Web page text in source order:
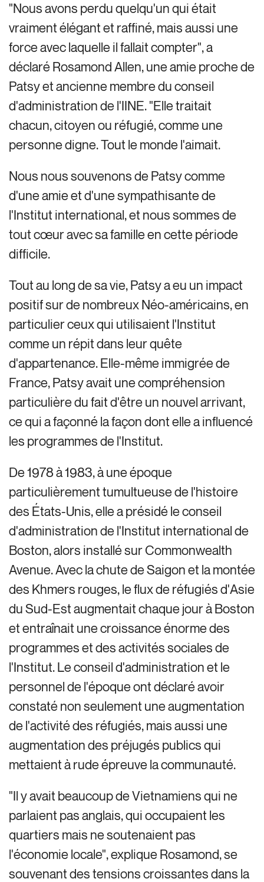
"Nous avons perdu quelqu'un qui était
vraiment élégant et raffiné, mais aussi une
force avec laquelle il fallait compter", a
déclaré Rosamond Allen, une amie proche de
Patsy et ancienne membre du conseil
d'administration de l'IINE. "Elle traitait
chacun, citoyen ou réfugié, comme une
personne digne. Tout le monde l'aimait.
Nous nous souvenons de Patsy comme
d'une amie et d'une sympathisante de
l'Institut international, et nous sommes de
tout cœur avec sa famille en cette période
difficile.
Tout au long de sa vie, Patsy a eu un impact
positif sur de nombreux Néo-américains, en
particulier ceux qui utilisaient l'Institut
comme un répit dans leur quête
d'appartenance. Elle-même immigrée de
France, Patsy avait une compréhension
particulière du fait d'être un nouvel arrivant,
ce qui a façonné la façon dont elle a influencé
les programmes de l'Institut.
De 1978 à 1983, à une époque
particulièrement tumultueuse de l'histoire
des États-Unis, elle a présidé le conseil
d'administration de l'Institut international de
Boston, alors installé sur Commonwealth
Avenue. Avec la chute de Saigon et la montée
des Khmers rouges, le flux de réfugiés d'Asie
du Sud-Est augmentait chaque jour à Boston
et entraînait une croissance énorme des
programmes et des activités sociales de
l'Institut. Le conseil d'administration et le
personnel de l'époque ont déclaré avoir
constaté non seulement une augmentation
de l'activité des réfugiés, mais aussi une
augmentation des préjugés publics qui
mettaient à rude épreuve la communauté.
"Il y avait beaucoup de Vietnamiens qui ne
parlaient pas anglais, qui occupaient les
quartiers mais ne soutenaient pas
l'économie locale", explique Rosamond, se
souvenant des tensions croissantes dans la